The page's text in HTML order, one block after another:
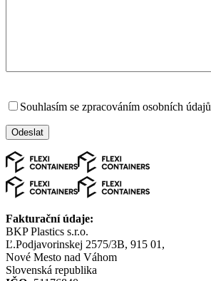
Souhlasím se zpracováním osobních údajů
Fakturační údaje:
BKP Plastics s.r.o.
Ľ.Podjavorinskej 2575/3B, 915 01,
Nové Mesto nad Váhom
Slovenská republika